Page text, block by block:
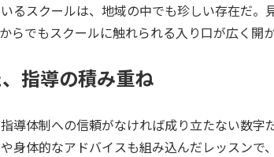
るスクールは、地域の中でも珍しい存在だ。
らでもスクールに触れられる入り口が広く開
指導の積み重ね
導体制への信頼がなければ成り立たない数字
身体的なアドバイスも組み込んだレッスンで